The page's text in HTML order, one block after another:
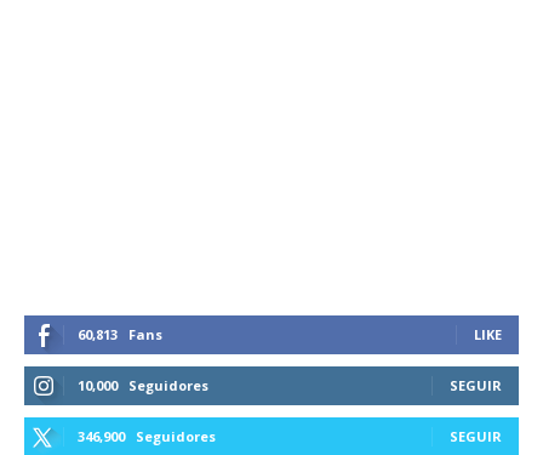
60,813 Fans LIKE
10,000 Seguidores SEGUIR
346,900 Seguidores SEGUIR